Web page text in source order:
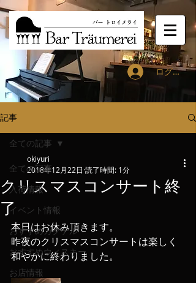
ログイン
記事
全ての記事
入荷情報
イベント情報
おすすめカクテル
おすすめウィスキー
お店情報
全ての記事
クリスマスコンサート終
了
okiyuri
2018年12月22日 読了時間: 1分
本日はお休み頂きます。
昨夜のクリスマスコンサートは楽しく
和やかに終わりました。